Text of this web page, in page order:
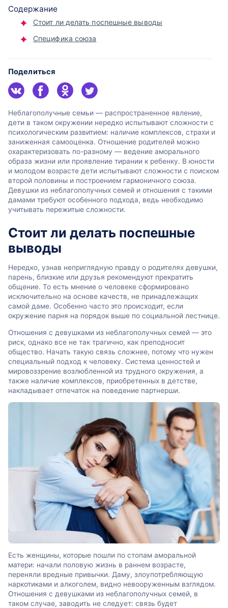
Содержание
Стоит ли делать поспешные выводы
Специфика союза
Поделиться
Неблагополучные семьи — распространенное явление,
дети в таком окружении нередко испытывают сложности с
психологическим развитием: наличие комплексов, страхи и
заниженная самооценка. Отношение родителей можно
охарактеризовать по-разному — ведение аморального
образа жизни или проявление тирании к ребенку. В юности
и молодом возрасте дети испытывают сложности с поиском
второй половины и построением гармоничного союза.
Девушки из неблагополучных семей и отношения с такими
дамами требуют особенного подхода, ведь необходимо
учитывать пережитые сложности.
Стоит ли делать поспешные
выводы
Нередко, узнав неприглядную правду о родителях девушки,
парень, близкие или друзья рекомендуют прекратить
общение. То есть мнение о человеке сформировано
исключительно на основе качеств, не принадлежащих
самой даме. Особенно часто это происходит, если
окружение парня на порядок выше по социальной лестнице.
Отношения с девушками из неблагополучных семей — это
риск, однако все не так трагично, как преподносит
общество. Начать такую связь сложнее, потому что нужен
специальный подход к человеку. Система ценностей и
мировоззрение возлюбленной из трудного окружения, а
также наличие комплексов, приобретенных в детстве,
накладывает отпечаток на поведение партнерши.
Есть женщины, которые пошли по стопам аморальной
матери: начали половую жизнь в раннем возрасте,
переняли вредные привычки. Даму, злоупотребляющую
наркотиками и алкоголем, видно невооруженным взглядом.
Отношения с девушками из неблагополучных семей, в
таком случае, заводить не следует: связь будет